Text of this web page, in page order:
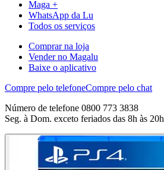
Maga +
WhatsApp da Lu
Todos os serviços
Comprar na loja
Vender no Magalu
Baixe o aplicativo
Compre pelo telefoneCompre pelo chat
Número de telefone 0800 773 3838
Seg. à Dom. exceto feriados das 8h às 20h